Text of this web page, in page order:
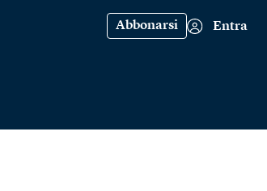
Abbonarsi Entra